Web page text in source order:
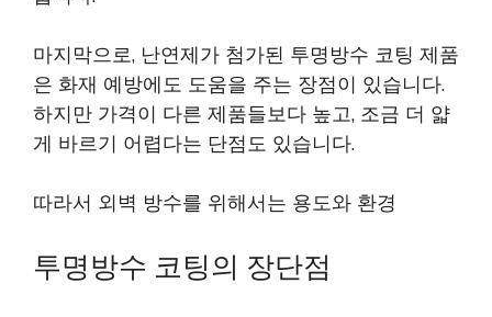
마지막으로, 난연제가 첨가된 투명방수 코팅 제품
은 화재 예방에도 도움을 주는 장점이 있습니다.
하지만 가격이 다른 제품들보다 높고, 조금 더 얇
게 바르기 어렵다는 단점도 있습니다.
따라서 외벽 방수를 위해서는 용도와 환경
투명방수 코팅의 장단점